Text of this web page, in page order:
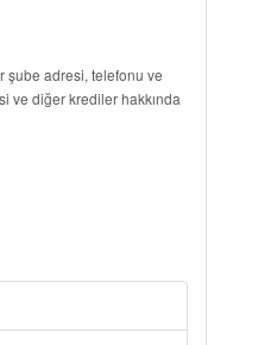
şube adresi, telefonu ve
ve diğer krediler hakkında